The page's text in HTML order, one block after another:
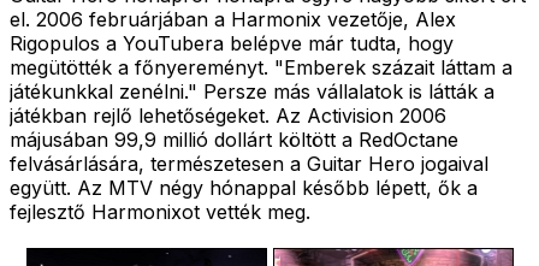
el. 2006 februárjában a Harmonix vezetője, Alex
Rigopulos a YouTubera belépve már tudta, hogy
megütötték a főnyereményt. "Emberek százait láttam a
játékunkkal zenélni." Persze más vállalatok is látták a
játékban rejlő lehetőségeket. Az Activision 2006
májusában 99,9 millió dollárt költött a RedOctane
felvásárlására, természetesen a Guitar Hero jogaival
együtt. Az MTV négy hónappal később lépett, ők a
fejlesztő Harmonixot vették meg.